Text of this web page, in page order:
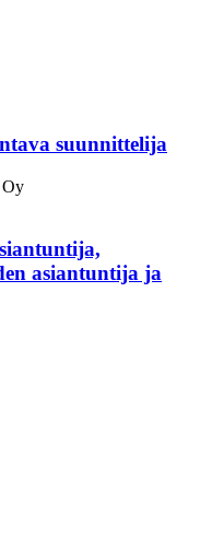
suunnittelija
Oy
asiantuntija ja